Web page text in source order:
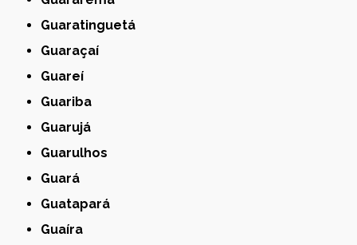
Guaratinguetá
Guaraçaí
Guareí
Guariba
Guarujá
Guarulhos
Guará
Guatapará
Guaíra